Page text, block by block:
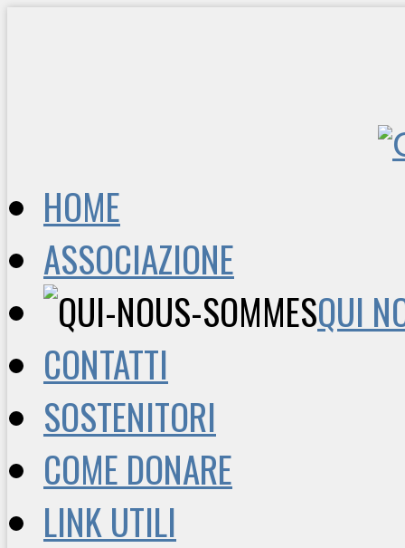
HOME
ASSOCIAZIONE
QUI
CONTATTI
SOSTENITORI
COME DONARE
LINK UTILI